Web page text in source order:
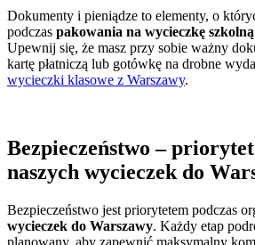
Dokumenty i pieniądze to elementy, o
podczas pakowania na wycieczkę
Upewnij się, że masz przy sobie ważny
kartę płatniczą lub gotówkę na drobne
wycieczki klasowe z Warszawy.
Bezpieczeństwo –
naszych wycieczek do
Bezpieczeństwo jest priorytetem podczas
wycieczek do Warszawy. Każdy etap